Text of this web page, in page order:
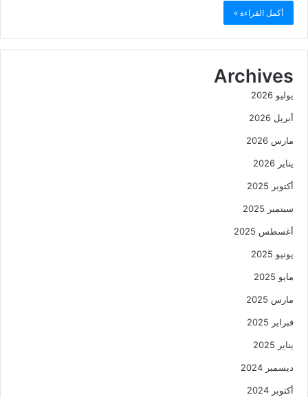
أكمل القراءة »
Archives
يوليو 2026
أبريل 2026
مارس 2026
يناير 2026
أكتوبر 2025
سبتمبر 2025
أغسطس 2025
يونيو 2025
مايو 2025
مارس 2025
فبراير 2025
يناير 2025
ديسمبر 2024
أكتوبر 2024